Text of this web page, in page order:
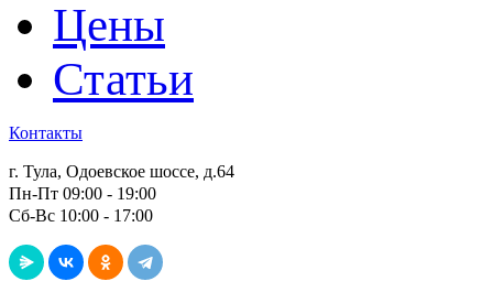
Цены
Статьи
Контакты
г. Тула, Одоевское шоссе, д.64
Пн-Пт 09:00 - 19:00
Сб-Вс 10:00 - 17:00